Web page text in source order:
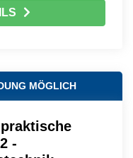
MÖGLICH
-